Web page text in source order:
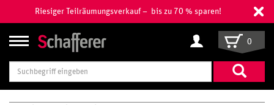
Riesiger Teilräumungsverkauf – bis zu 70 % sparen!
Suchbegriff
eingeben
0